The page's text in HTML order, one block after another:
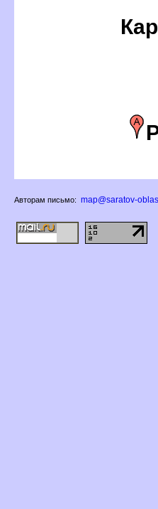
Авторам письмо: map@saratov-